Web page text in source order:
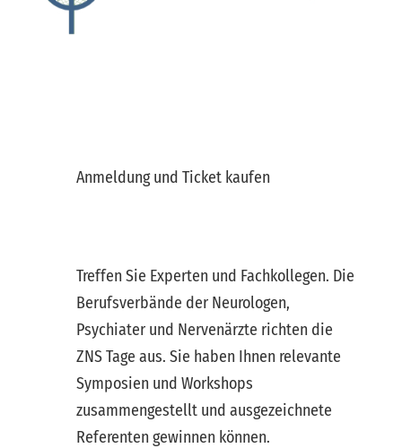
Anmeldung und Ticket kaufen
Treffen Sie Experten und Fachkollegen. Die
Berufsverbände der Neurologen,
Psychiater und Nervenärzte richten die
ZNS Tage aus. Sie haben Ihnen relevante
Symposien und Workshops
zusammengestellt und ausgezeichnete
Referenten gewinnen können.